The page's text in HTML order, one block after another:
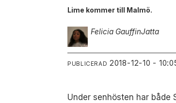
Lime kommer till Malmö.
Felicia GauffinJatta
PUBLICERAD 2018-12-10 -
Under senhösten har